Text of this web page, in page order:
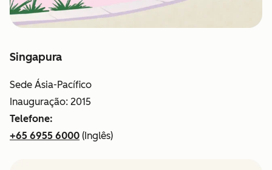
Singapura
Sede Ásia-Pacífico
Inauguração: 2015
Telefone:
+65 6955 6000 (Inglês)